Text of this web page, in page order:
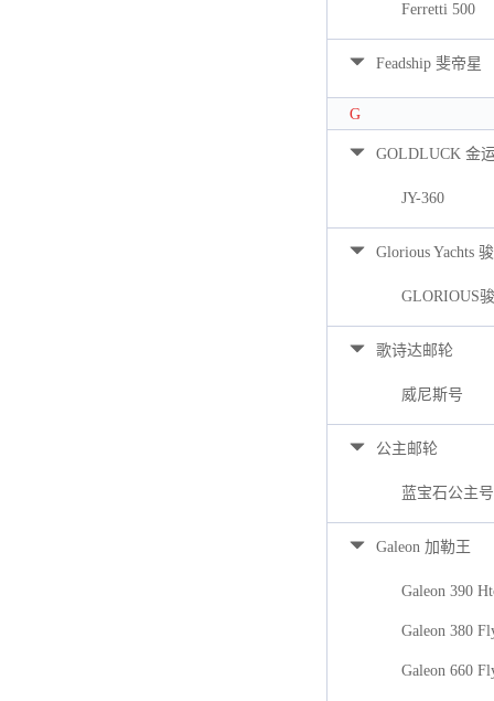
Ferretti 500
Feadship 斐帝星
G
GOLDLUCK 金
JY-360
Glorious Yachts
GLORIOUS
歌诗达邮轮
威尼斯号
公主邮轮
蓝宝石公主号
Galeon 加勒王
Galeon 390
Galeon 380
Galeon 660